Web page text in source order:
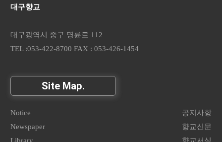
대구향교
대구광역시 중구 명륜로 112
TEL :053-422-8700 FAX : 053-426-1454
Site Map.
Notice
공지사항
Newspaper
향교신문